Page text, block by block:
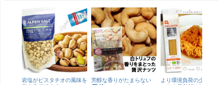
岩塩がピスタチオの風味を
芳醇な香りがたまらない
より環境負荷の少ない紙